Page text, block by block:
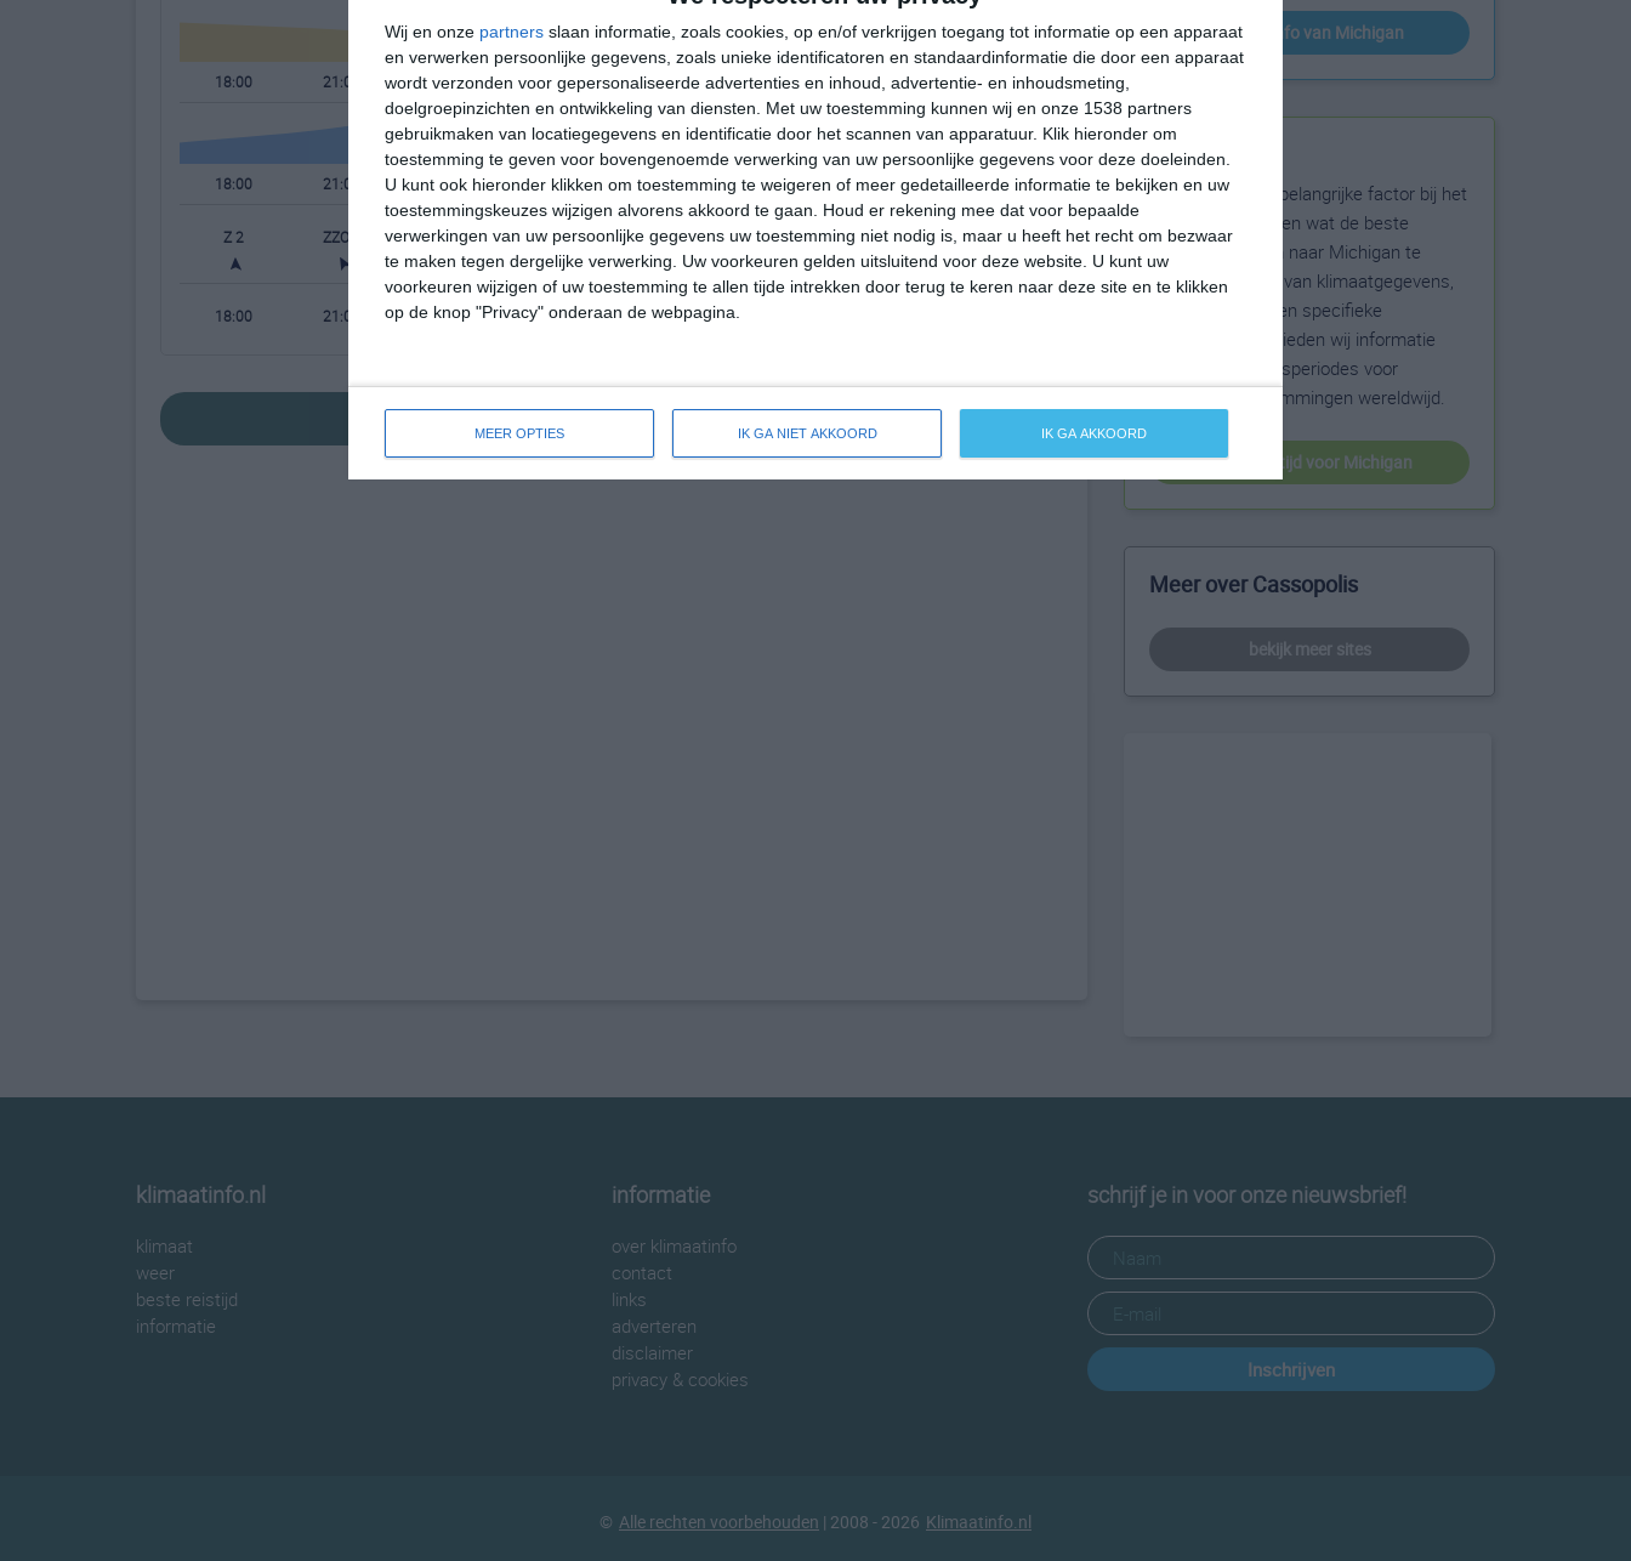
Wij en onze partners slaan informatie, zoals cookies, op en/of verkrijgen toegang tot informatie op een apparaat
en verwerken persoonlijke gegevens, zoals unieke identificatoren en standaardinformatie die door een apparaat
wordt verzonden voor gepersonaliseerde advertenties en inhoud, advertentie- en inhoudsmeting,
doelgroepinzichten en ontwikkeling van diensten.
Met uw toestemming kunnen wij en onze 1538 partners
gebruikmaken van locatiegegevens en identificatie door het scannen van apparatuur. Klik hieronder om
toestemming te geven voor bovengenoemde verwerking van uw persoonlijke gegevens voor deze doeleinden.
U kunt ook hieronder klikken om toestemming te weigeren of meer gedetailleerde informatie te bekijken en uw
toestemmingskeuzes wijzigen alvorens akkoord te gaan.
Houd er rekening mee dat voor bepaalde
verwerkingen van uw persoonlijke gegevens uw toestemming niet nodig is, maar u heeft het recht om bezwaar
te maken tegen dergelijke verwerking. Uw voorkeuren gelden uitsluitend voor deze website. U kunt uw
voorkeuren wijzigen of uw toestemming te allen tijde intrekken door terug te keren naar deze site en te klikken
op de knop "Privacy" onderaan de webpagina.
MEER OPTIES IK GA NIET AKKOORD IK GA AKKOORD
18:00 21:00 00:00 03:00 06:00 09:00 12:00 15:00
18:00 21:00 00:00 03:00 06:00 09:00 12:00 15:00
Z 2 ZZO 1 ZZO 1 ZZO 1 Z 1 Z 2 ZZW 2 ZW 2
18:00 21:00 00:00 03:00 06:00
bekijk de uitgebreide weersverwachting voor Cassopolis
klimaatinfo van Michigan
Beste reistijd
Het weer is een belangrijke factor bij het
reizen. Wil je weten wat de beste
maanden zijn om naar Michigan te
reizen? Op basis van klimaatgegevens,
weersextremen en specifieke
weerinformatie bieden wij informatie
over de beste reisperiodes voor
duizenden bestemmingen wereldwijd.
beste reistijd voor Michigan
Meer over Cassopolis
bekijk meer sites
klimaatinfo.nl
klimaat
weer
beste reistijd
informatie
informatie
over klimaatinfo
contact
links
adverteren
disclaimer
privacy & cookies
schrijf je in voor onze nieuwsbrief!
Inschrijven
© Alle rechten voorbehouden | 2008 - 2026 Klimaatinfo.nl